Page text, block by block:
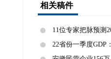
相关稿件
11位专家把脉预测
22省份一季度GDP